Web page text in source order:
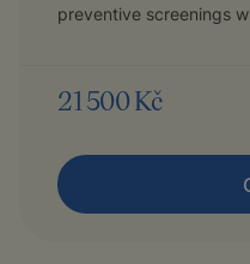
preventive screenings
21 500 Kč